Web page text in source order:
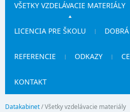
VŠETKY VZDELÁVACIE MATERIÁLY
LICENCIA PRE ŠKOLU
REFERENCIE ODKAZY
KONTAKT
Datakabinet/Všetky vzdelávacie materiály